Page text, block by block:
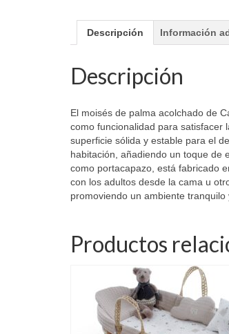
Descripción Información
Descripción
El moisés de palma acolchado de
como funcionalidad para satisfacer
superficie sólida y estable para el
habitación, añadiendo un toque de
como portacapazo, está fabricado
con los adultos desde la cama u
promoviendo un ambiente tranquilo
Productos